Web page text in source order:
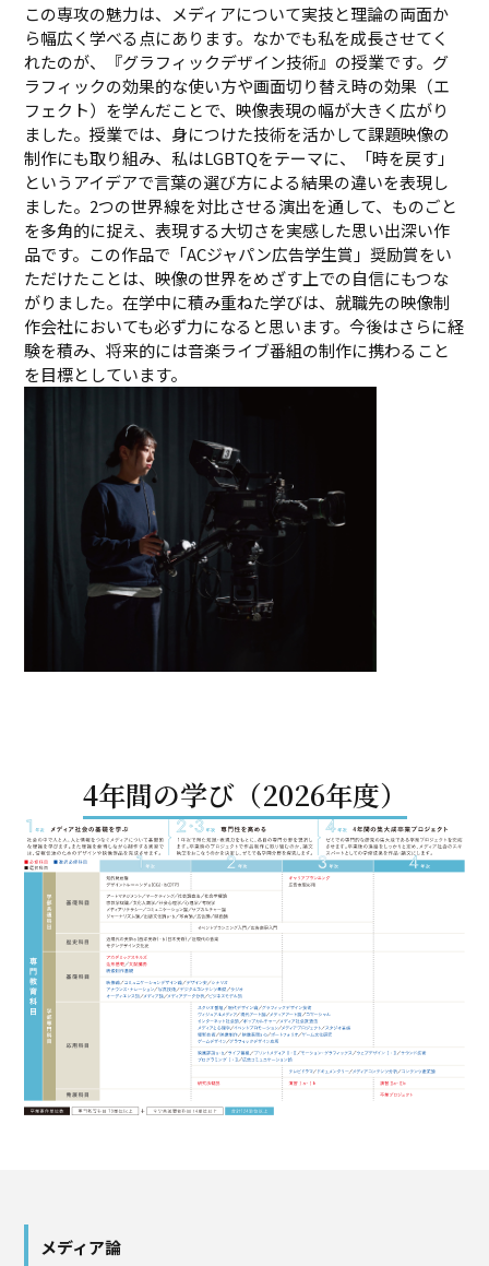
この専攻の魅力は、メディアについて実技と理論の両面か
ら幅広く学べる点にあります。なかでも私を成長させてく
れたのが、『グラフィックデザイン技術』の授業です。グ
ラフィックの効果的な使い方や画面切り替え時の効果（エ
フェクト）を学んだことで、映像表現の幅が大きく広がり
ました。授業では、身につけた技術を活かして課題映像の
制作にも取り組み、私はLGBTQをテーマに、「時を戻す」
というアイデアで言葉の選び方による結果の違いを表現し
ました。2つの世界線を対比させる演出を通して、ものごと
を多角的に捉え、表現する大切さを実感した思い出深い作
品です。この作品で「ACジャパン広告学生賞」奨励賞をい
ただけたことは、映像の世界をめざす上での自信にもつな
がりました。在学中に積み重ねた学びは、就職先の映像制
作会社においても必ず力になると思います。今後はさらに経
験を積み、将来的には音楽ライブ番組の制作に携わること
を目標としています。
4年間の学び（2026年度）
メディア論